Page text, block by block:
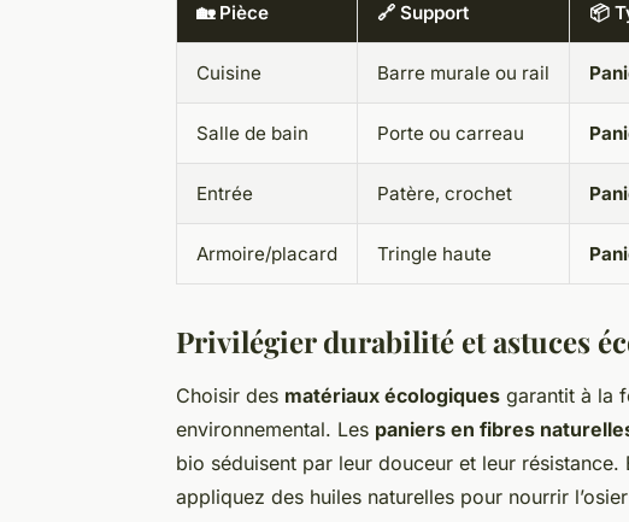
🏡 Pièce 🔗 Support 📦
Cuisine Barre murale ou rail
Salle de bain Porte ou carreau
Entrée Patère, crochet
Armoire/placard Tringle haute
Privilégier durabilité et astuces
Choisir des matériaux écologiques garantit à la
environnemental. Les paniers en fibres
bio séduisent par leur douceur et leur
appliquez des huiles naturelles pour nourrir